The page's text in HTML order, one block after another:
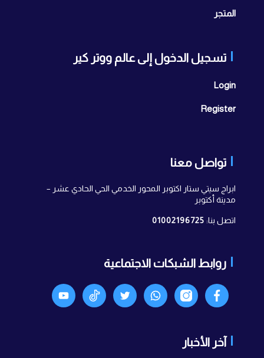
المتجر
تسجيل الدخول إلى عالم ووتر كير
Login
Register
تواصل معنا
ابراج سيتي ستار اكتوبر المحور الخدمي الحي الحادي عشر –
مدينة أكتوبر
اتصل بنا: 01002196725
روابط الشبكات الاجتماعية
آخر الأخبار